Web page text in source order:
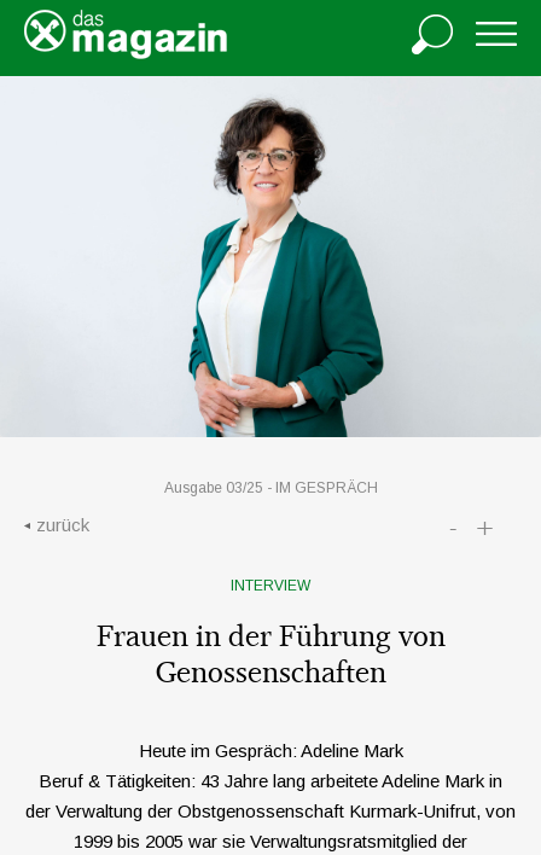
Ausgabe 03/25 - IM GESPRÄCH
zurück - +
INTERVIEW
Frauen in der Führung von
Genossenschaften
Heute im Gespräch: Adeline Mark
Beruf & Tätigkeiten: 43 Jahre lang arbeitete Adeline Mark in
der Verwaltung der Obstgenossenschaft Kurmark-Unifrut, von
1999 bis 2005 war sie Verwaltungsratsmitglied der